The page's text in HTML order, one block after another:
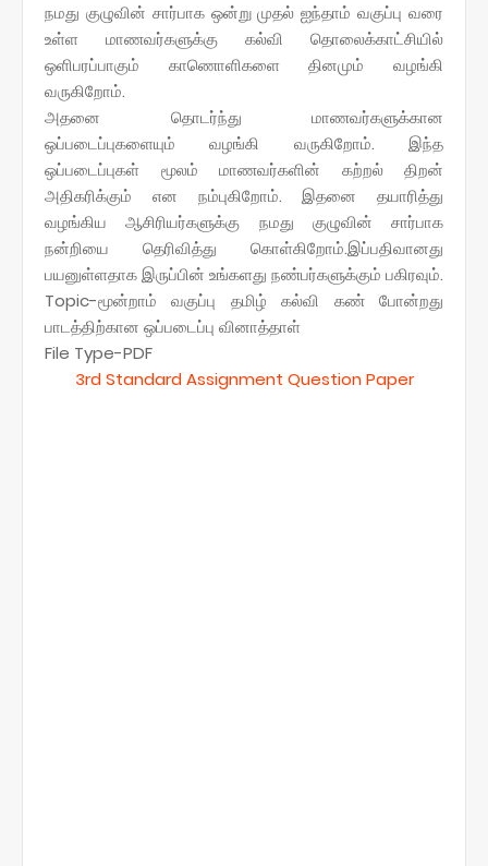
நமது குழுவின் சார்பாக ஒன்று முதல் ஐந்தாம் வகுப்பு வரை
உள்ள மாணவர்களுக்கு கல்வி தொலைக்காட்சியில்
ஒளிபரப்பாகும் காணொளிகளை தினமும் வழங்கி
வருகிறோம்.
அதனை தொடர்ந்து மாணவர்களுக்கான
ஒப்படைப்புகளையும் வழங்கி வருகிறோம். இந்த
ஒப்படைப்புகள் மூலம் மாணவர்களின் கற்றல் திறன்
அதிகரிக்கும் என நம்புகிறோம். இதனை தயாரித்து
வழங்கிய ஆசிரியர்களுக்கு நமது குழுவின் சார்பாக
நன்றியை தெரிவித்து கொள்கிறோம்.இப்பதிவானது
பயனுள்ளதாக இருப்பின் உங்களது நண்பர்களுக்கும் பகிரவும்.
Topic-மூன்றாம் வகுப்பு தமிழ் கல்வி கண் போன்றது
பாடத்திற்கான ஒப்படைப்பு வினாத்தாள்
File Type-PDF
3rd Standard Assignment Question Paper